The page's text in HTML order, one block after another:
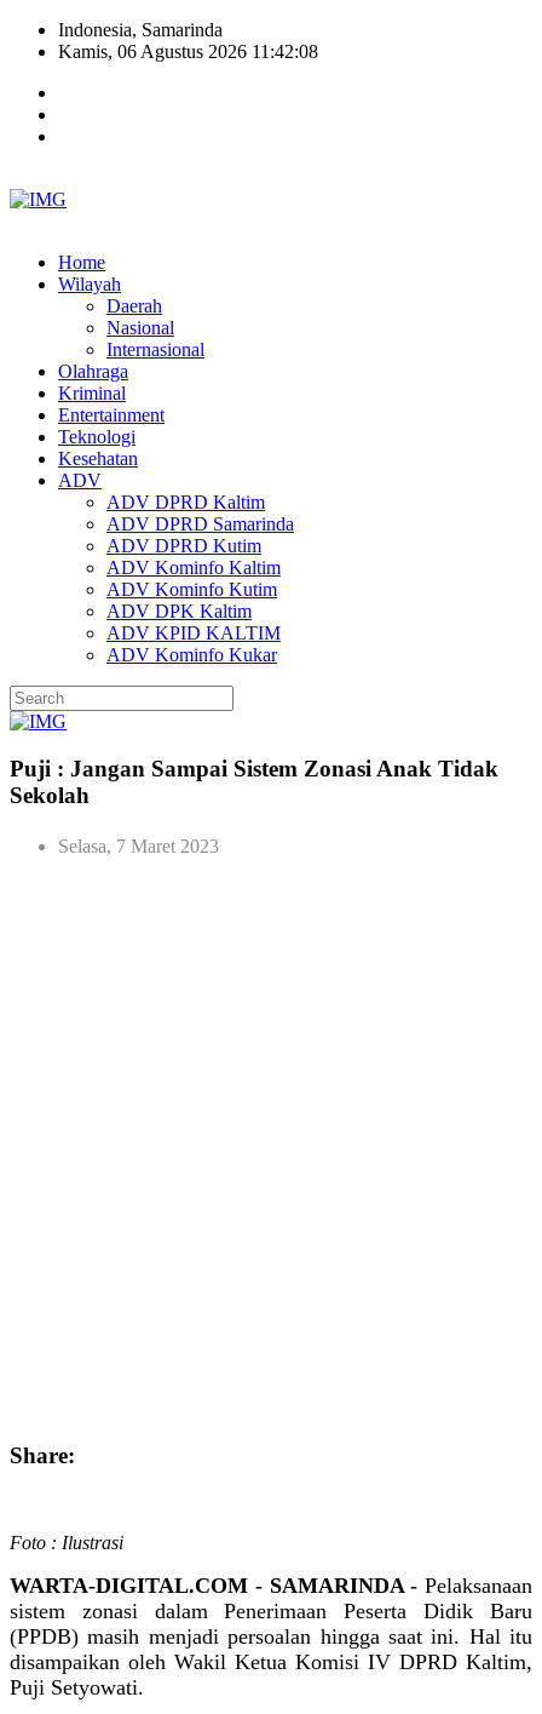
Indonesia, Samarinda
Kamis, 06 Agustus 2026 11:42:09
Home
Wilayah
Daerah
Nasional
Internasional
Olahraga
Kriminal
Entertainment
Teknologi
Kesehatan
ADV
ADV DPRD Kaltim
ADV DPRD Samarinda
ADV DPRD Kutim
ADV Kominfo Kaltim
ADV Kominfo Kutim
ADV DPK Kaltim
ADV KPID KALTIM
ADV Kominfo Kukar
Puji : Jangan Sampai Sistem Zonasi Anak Tidak
Sekolah
Selasa, 7 Maret 2023
Share:
Foto : Ilustrasi
WARTA-DIGITAL.COM - SAMARINDA - Pelaksanaan
sistem zonasi dalam Penerimaan Peserta Didik Baru
(PPDB) masih menjadi persoalan hingga saat ini. Hal itu
disampaikan oleh Wakil Ketua Komisi IV DPRD Kaltim,
Puji Setyowati.